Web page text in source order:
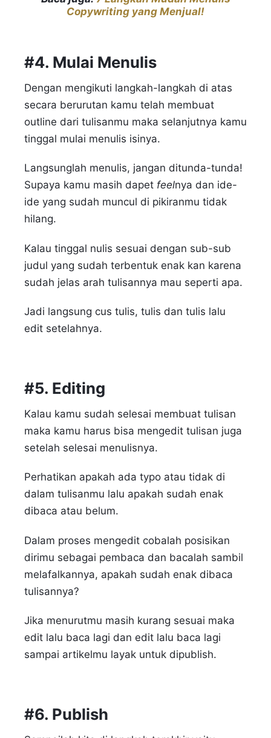
Copywriting yang Menjual!
#4. Mulai Menulis
Dengan mengikuti langkah-langkah di atas
secara berurutan kamu telah membuat
outline dari tulisanmu maka selanjutnya kamu
tinggal mulai menulis isinya.
Langsunglah menulis, jangan ditunda-tunda!
Supaya kamu masih dapet feelnya dan ide-
ide yang sudah muncul di pikiranmu tidak
hilang.
Kalau tinggal nulis sesuai dengan sub-sub
judul yang sudah terbentuk enak kan karena
sudah jelas arah tulisannya mau seperti apa.
Jadi langsung cus tulis, tulis dan tulis lalu
edit setelahnya.
#5. Editing
Kalau kamu sudah selesai membuat tulisan
maka kamu harus bisa mengedit tulisan juga
setelah selesai menulisnya.
Perhatikan apakah ada typo atau tidak di
dalam tulisanmu lalu apakah sudah enak
dibaca atau belum.
Dalam proses mengedit cobalah posisikan
dirimu sebagai pembaca dan bacalah sambil
melafalkannya, apakah sudah enak dibaca
tulisannya?
Jika menurutmu masih kurang sesuai maka
edit lalu baca lagi dan edit lalu baca lagi
sampai artikelmu layak untuk dipublish.
#6. Publish